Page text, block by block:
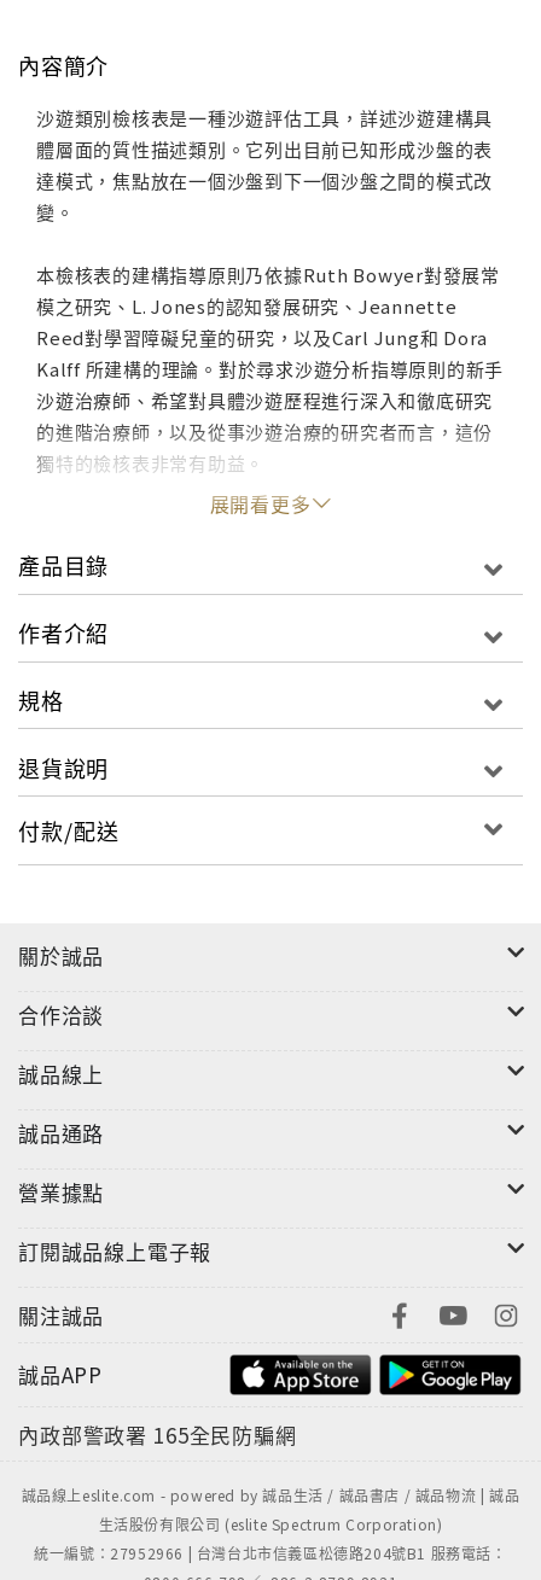
內容簡介
沙遊類別檢核表是一種沙遊評估工具，詳述沙遊建構具
體層面的質性描述類別。它列出目前已知形成沙盤的表
達模式，焦點放在一個沙盤到下一個沙盤之間的模式改
變。
本檢核表的建構指導原則乃依據Ruth Bowyer對發展常
模之研究、L. Jones的認知發展研究、Jeannette
Reed對學習障礙兒童的研究，以及Carl Jung和 Dora
Kalff 所建構的理論。對於尋求沙遊分析指導原則的新手
沙遊治療師、希望對具體沙遊歷程進行深入和徹底研究
的進階治療師，以及從事沙遊治療的研究者而言，這份
獨特的檢核表非常有助益。
展開看更多
產品目錄
作者介紹
規格
退貨說明
付款/配送
關於誠品
合作洽談
誠品線上
誠品通路
營業據點
訂閱誠品線上電子報
關注誠品
誠品APP
內政部警政署 165全民防騙網
誠品線上eslite.com - powered by 誠品生活 / 誠品書店 / 誠品物流 | 誠品
生活股份有限公司 (eslite Spectrum Corporation)
統一編號：27952966 | 台灣台北市信義區松德路204號B1 服務電話：